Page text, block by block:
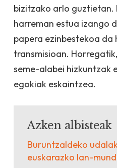
bizitzako arlo guztietan.
harreman estua izango
papera ezinbestekoa da
transmisioan.
seme-alabei hizkuntzak
egokiak eskaintzea.
Azken albisteak
Buruntzaldeko
euskarazko lan-